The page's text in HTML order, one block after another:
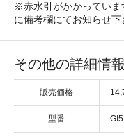
※赤水引がかかっていま
に備考欄にてお知らせ下
その他の詳細情報
販売価格
型番